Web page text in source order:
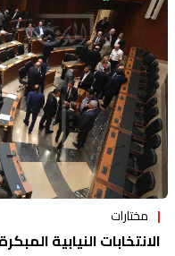
مختارات
الانتخابات النيابية